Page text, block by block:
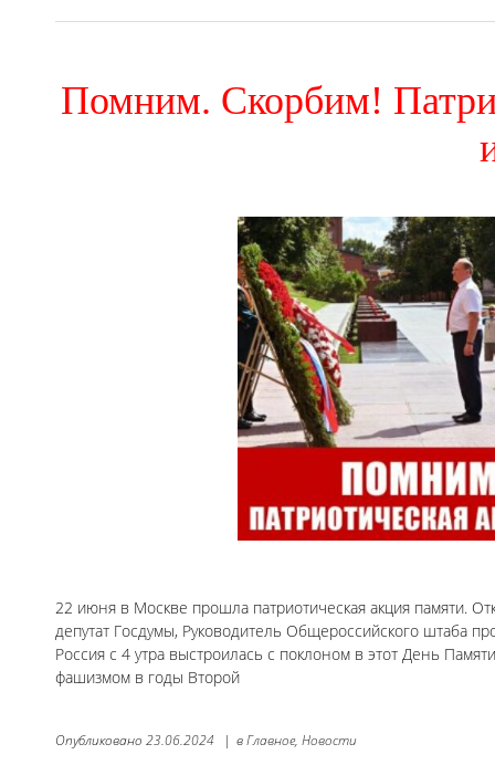
Помним. Скорбим!
22 июня в Москве прошла патриотическая акция памяти.
депутат Госдумы, Руководитель Общероссийского штаба
Россия с 4 утра выстроилась с поклоном в этот День
фашизмом в годы Второй
Опубликовано 23.06.2024 | вГлавное, Новости